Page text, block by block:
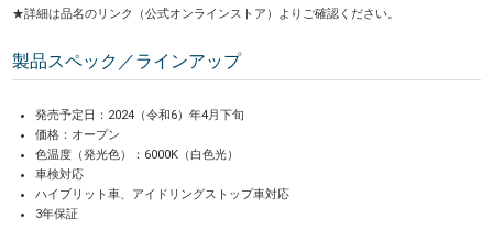
★詳細は品名のリンク（公式オンラインストア）よりご確認ください。
製品スペック／ラインアップ
発売予定日：2024（令和6）年4月下旬
価格：オープン
色温度（発光色）：6000K（白色光）
車検対応
ハイブリット車、アイドリングストップ車対応
3年保証